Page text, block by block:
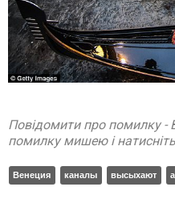
Повідомити про помилку -
помилку мишею і
Венеция каналы высыхают